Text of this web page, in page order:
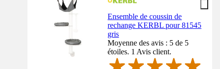
Ensemble de coussin de
rechange KERBL pour 81545
gris
Moyenne des avis : 5 de 5
étoiles. 1 Avis client.